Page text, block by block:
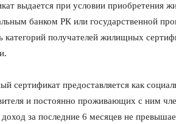
выдается при условии приобретения
банком РК или государственной
категорий получателей жилищных
сертификат предоставляется как
и постоянно проживающих с ним
за последние 6 месяцев не